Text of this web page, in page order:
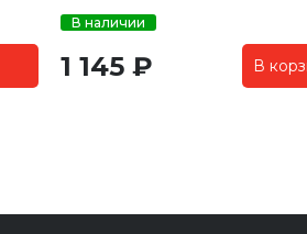
В наличии
1 145 ₽ В